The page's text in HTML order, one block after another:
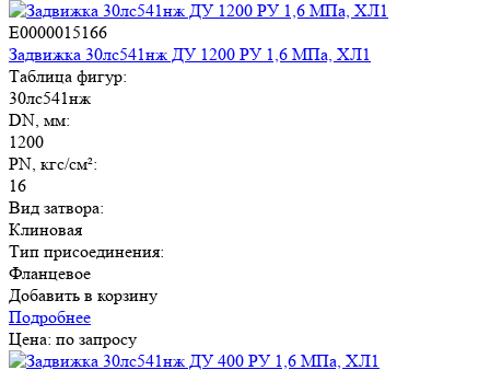
E0000015166
Задвижка 30лс541нж ДУ 1200 РУ 1,6 МПа, ХЛ1
Таблица фигур:
30лс541нж
DN, мм:
1200
PN, кгс/см²:
16
Вид затвора:
Клиновая
Тип присоединения:
Фланцевое
Добавить в корзину
Подробнее
Цена: по запросу